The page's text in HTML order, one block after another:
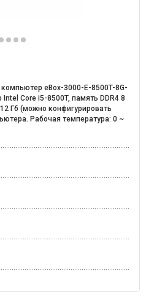
eBox-3000-E-8500T-8G-
Core i5-8500T, память DDR4 8
Гб (можно конфигурировать
Рабочая температура: 0 ~